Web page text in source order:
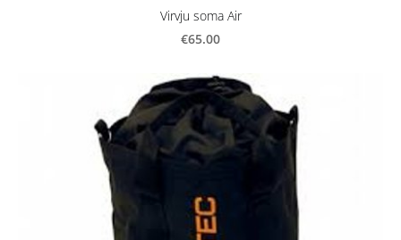
Virvju soma Air
€65.00